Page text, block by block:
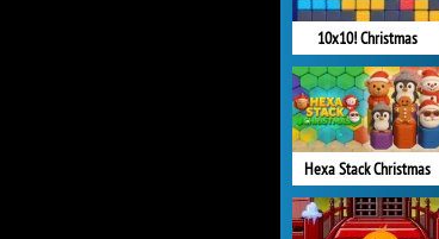
10x10! Christmas
Hexa Stack Christmas